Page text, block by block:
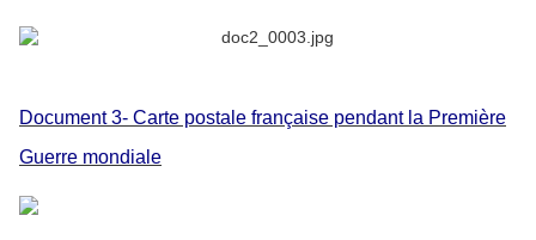
Document 3- Carte postale française pendant la Première
Guerre mondiale